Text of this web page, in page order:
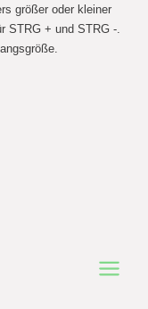
größer oder kleiner
STRG + und STRG -.
Main